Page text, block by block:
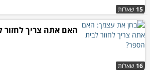
15 שאלות
16 שאלות
האם אתה צריך לחזור